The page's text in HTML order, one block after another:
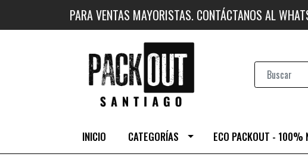
PARA VENTAS MAYORISTAS. CONTÁCTANOS AL
INICIO CATEGORÍAS ECO PACKOUT - 100%